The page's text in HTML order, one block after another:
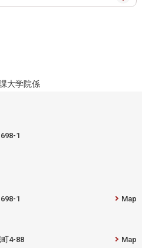
大学院係
1
1 Map
4-88 Map